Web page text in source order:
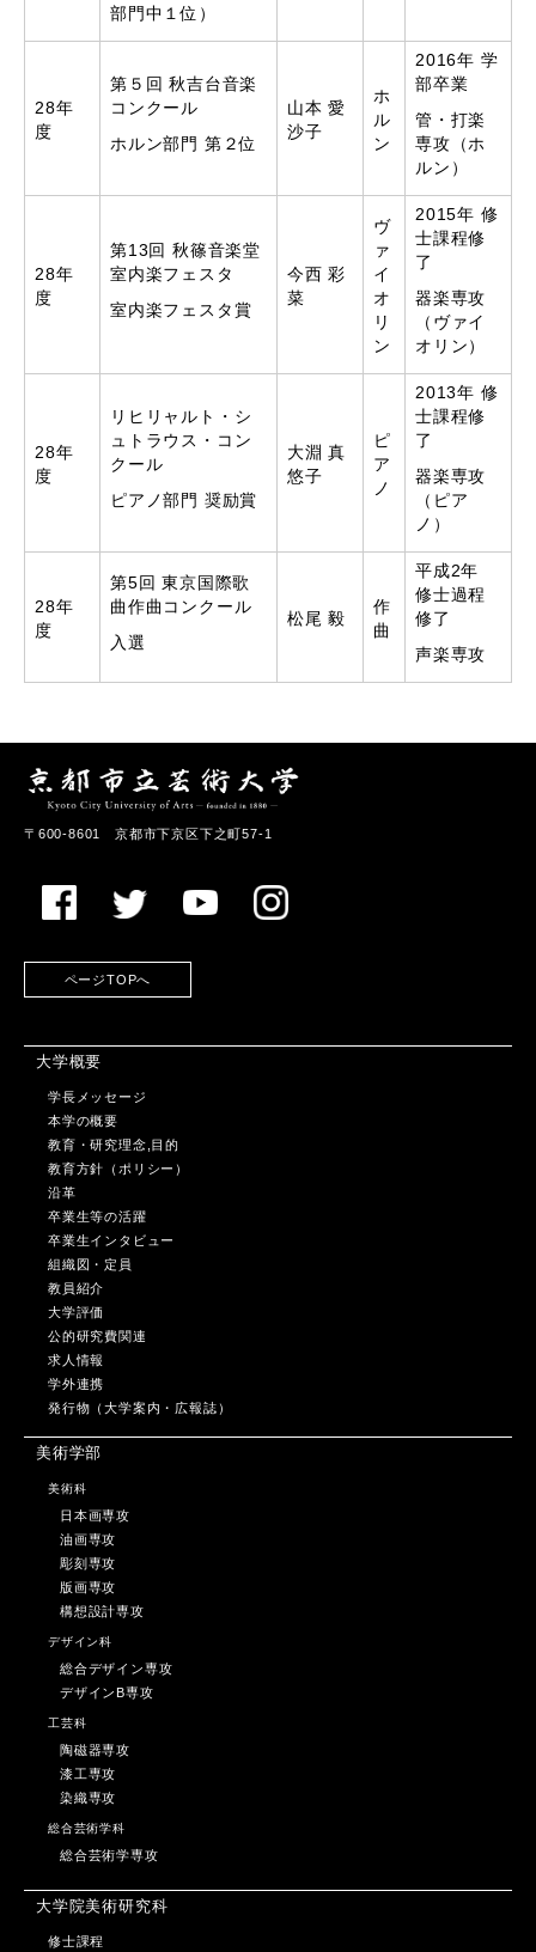
部門中１位）
28年
度
第５回 秋吉台音楽
コンクール
ホルン部門 第２位
山本 愛
沙子
ホ
ル
ン
2016年 学
部卒業
管・打楽
専攻（ホ
ルン）
28年
度
第13回 秋篠音楽堂
室内楽フェスタ
室内楽フェスタ賞
今西 彩
菜
ヴ
ァ
イ
オ
リ
ン
2015年 修
士課程修
了
器楽専攻
（ヴァイ
オリン）
28年
度
リヒリャルト・シ
ュトラウス・コン
クール
ピアノ部門 奨励賞
大淵 真
悠子
ピ
ア
ノ
2013年 修
士課程修
了
器楽専攻
（ピア
ノ）
28年
度
第5回 東京国際歌
曲作曲コンクール
入選
松尾 毅
作
曲
平成2年
修士過程
修了
声楽専攻
〒600-8601 京都市下京区下之町57-1
ページTOPへ
大学概要
学長メッセージ
本学の概要
教育・研究理念,目的
教育方針（ポリシー）
沿革
卒業生等の活躍
卒業生インタビュー
組織図・定員
教員紹介
大学評価
公的研究費関連
求人情報
学外連携
発行物（大学案内・広報誌）
美術学部
美術科
日本画専攻
油画専攻
彫刻専攻
版画専攻
構想設計専攻
デザイン科
総合デザイン専攻
デザインB専攻
工芸科
陶磁器専攻
漆工専攻
染織専攻
総合芸術学科
総合芸術学専攻
大学院美術研究科
修士課程